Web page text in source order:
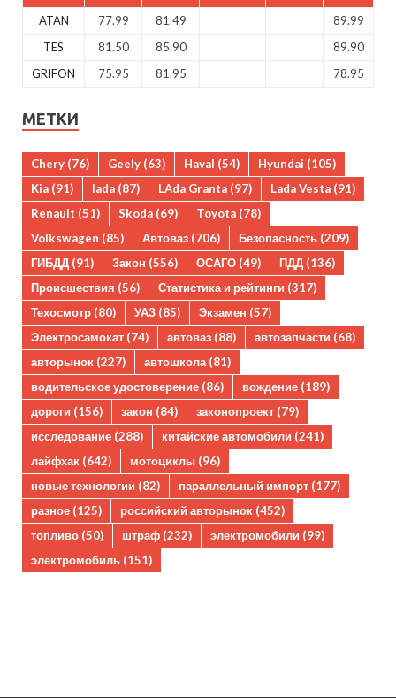
ATAN 77.99 81.49
89.99
TES
81.50 85.90
89.90
GRIFON
75.95 81.95 78.95
МЕТКИ
Chery (76) Geely (63) Haval (54) Hyundai (105)
Kia (91) lada (87) LAda Granta (97) Lada Vesta (91)
Renault (51) Skoda (69) Toyota (78)
Volkswagen (85) Автоваз (706) Безопасность (209)
ГИБДД (91) Закон (556) ОСАГО (49) ПДД (136)
Происшествия (56) Статистика и рейтинги (317)
Техосмотр (80) УАЗ (85) Экзамен (57)
Электросамокат (74) автоваз (88) автозапчасти (68)
авторынок (227) автошкола(81)
водительское удостоверение (86) вождение (189)
дороги (156) закон (84) законопроект (79)
исследование (288) китайские автомобили (241)
лайфхак (642) мотоциклы (96)
новые технологии (82) параллельный импорт (177)
разное (125) российский авторынок (452)
топливо (50) штраф (232) электромобили (99)
электромобиль (151)